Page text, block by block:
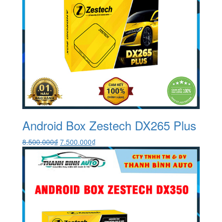
Android Box Zestech DX265 Plus
8.500.000₫ Giá
gốc
là:
8.500.000₫.
7.500.000₫Giá
hiện
tại